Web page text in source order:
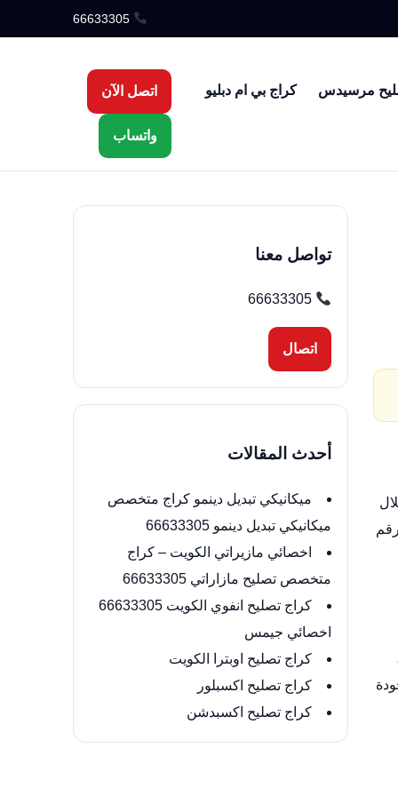
66633305
مرسيدس
كراج بي ام دبليو
اتصل الآن
واتساب
تواصل معنا
66633305
اتصال
أحدث المقالات
ميكانيكي تبديل دينمو كراج متخصص
ميكانيكي تبديل دينمو 66633305
اخصائي مازيراتي الكويت – كراج
متخصص تصليح مازاراتي 66633305
كراج تصليح انفوي الكويت 66633305
اخصائي جيمس
كراج تصليح اوبترا الكويت
كراج تصليح اكسبلور
كراج تصليح اكسبدشن